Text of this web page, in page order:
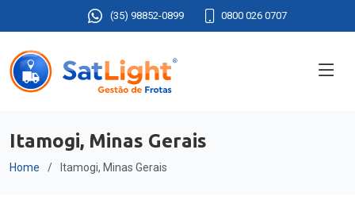
(35) 98852-0899 0800 026 0707
Itamogi, Minas Gerais
Home Itamogi, Minas Gerais